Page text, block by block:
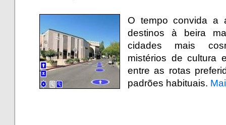
O tempo convida a
destinos à beira
cidades mais
mistérios de cultura
entre as rotas
padrões habituais.